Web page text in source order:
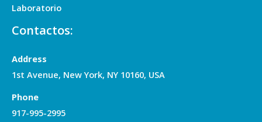
Laboratorio
Contactos:
Address
1st Avenue, New York, NY 10160, USA
Phone
917-995-2995